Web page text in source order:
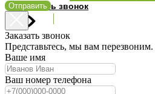
Заказать звонок
Отправить
Заказать звонок
Представьтесь, мы вам перезвоним.
Ваше имя
Ваш номер телефона